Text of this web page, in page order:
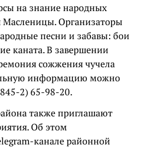
на знание народных
Масленицы. Организаторы
песни и забавы: бои
каната. В завершении
сожжения чучела
информацию можно
2) 65-98-20.
также приглашают
Об этом
канале районной